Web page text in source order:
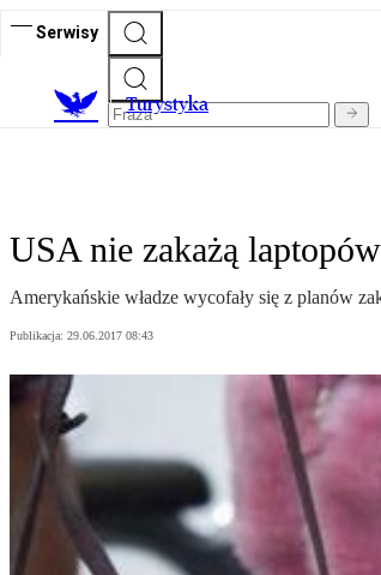
Serwisy
Turystyka
USA nie zakażą
Amerykańskie władze wycofały się z planów
Publikacja: 29.06.2017 08:43